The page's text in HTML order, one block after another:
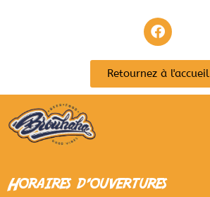
Retournez à l'accueil
Horaires d'ouvertures